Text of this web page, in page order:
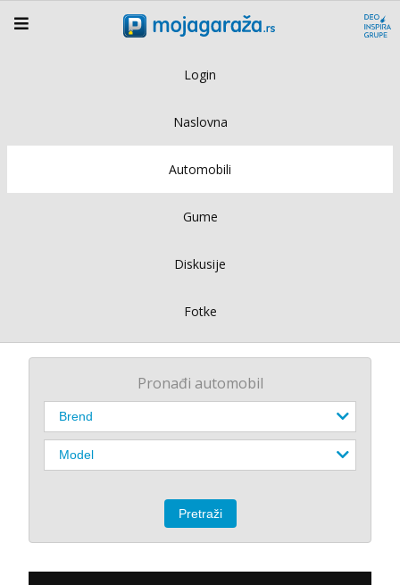
Login
Naslovna
Automobili
Gume
Diskusije
Fotke
Pronađi automobil